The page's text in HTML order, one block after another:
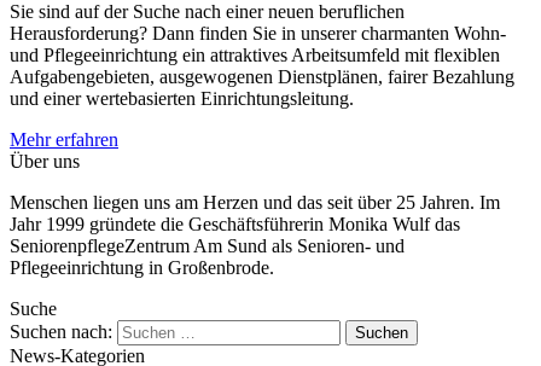
Sie sind auf der Suche nach einer neuen beruflichen
Herausforderung? Dann finden Sie in unserer charmanten Wohn-
und Pflegeeinrichtung ein attraktives Arbeitsumfeld mit flexiblen
Aufgabengebieten, ausgewogenen Dienstplänen, fairer Bezahlung
und einer wertebasierten Einrichtungsleitung.
Mehr erfahren
Über uns
Menschen liegen uns am Herzen und das seit über 25 Jahren. Im
Jahr 1999 gründete die Geschäftsführerin Monika Wulf das
SeniorenpflegeZentrum Am Sund als Senioren- und
Pflegeeinrichtung in Großenbrode.
Suche
Suchen nach:
News-Kategorien